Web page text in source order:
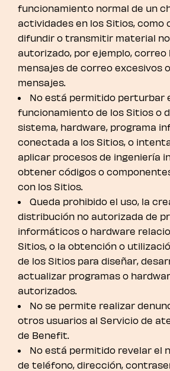
funcionamiento normal de un
actividades en los Sitios, como
difundir o transmitir material
autorizado, por ejemplo, correo
mensajes de correo excesivos
mensajes.
No está permitido perturbar
funcionamiento de los Sitios o
sistema, hardware, programa
conectada a los Sitios, o
aplicar procesos de ingeniería
obtener códigos o
con los Sitios.
Queda prohibido el uso, la
distribución no autorizada de
informáticos o hardware
Sitios, o la obtención o
de los Sitios para diseñar,
actualizar programas o
autorizados.
No se permite realizar
otros usuarios al Servicio de
de Benefit.
No está permitido revelar el
de teléfono, dirección,